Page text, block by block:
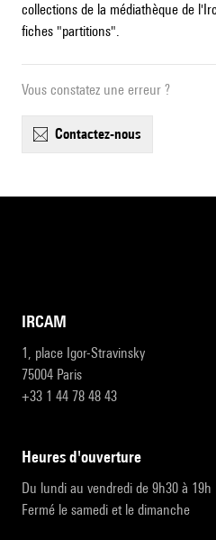
collections de la médiathèque de
fiches "partitions".
Vous constatez une erreur ?
contactez-nous
IRCAM
1, place Igor-Stravinsky
75004 Paris
+33 1 44 78 48 43
heures d'ouverture
Du lundi au vendredi de 9h30 à 19h
Fermé le samedi et le dimanche